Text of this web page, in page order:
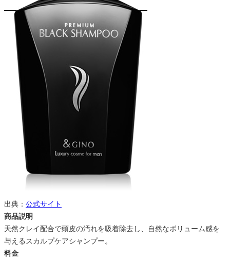
出典： 公式サイト
商品説明
天然クレイ配合で頭皮の汚れを吸着除去し、自然なボリューム感を
与えるスカルプケアシャンプー。
料金